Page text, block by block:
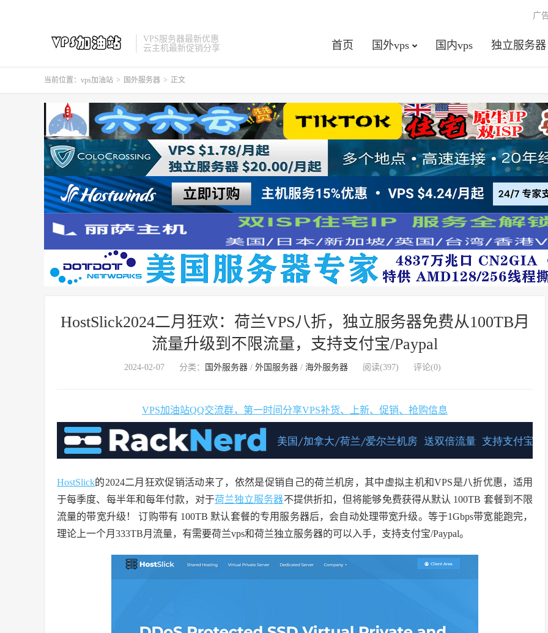
VPS服务器最新优惠
云主机最新促销分享
首页 国外vps 国内vps 独立服务器
广
当前位置： vps加油站 > 国外服务器 > 正文
HostSlick2024二月狂欢：荷兰VPS八折，独立服务器免费从100TB月
流量升级到不限流量，支持支付宝/Paypal
2024-02-07 分类： 国外服务器 / 外国服务器 / 海外服务器 阅读(397) 评论(0)
VPS加油站QQ交流群，第一时间分享VPS补货、上新、促销、抢购信息
HostSlick的2024二月狂欢促销活动来了，依然是促销自己的荷兰机房，其中虚拟主机和VPS是八折优惠，适用
于每季度、每半年和每年付款，对于荷兰独立服务器不提供折扣，但将能够免费获得从默认 100TB 套餐到不限
流量的带宽升级！ 订购带有 100TB 默认套餐的专用服务器后，会自动处理带宽升级。等于1Gbps带宽能跑完，
理论上一个月333TB月流量，有需要荷兰vps和荷兰独立服务器的可以入手，支持支付宝/Paypal。